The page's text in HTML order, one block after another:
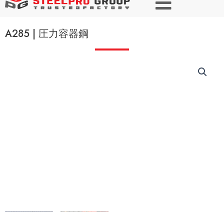
A285 | 圧力容器鋼